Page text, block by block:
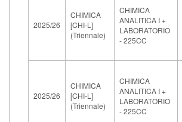
2025/26
CHIMICA
[CHI-L]
(Triennale)
CHIMICA
ANALITICA I +
LABORATORIO
- 225CC
2025/26
CHIMICA
[CHI-L]
(Triennale)
CHIMICA
ANALITICA I +
LABORATORIO
- 225CC